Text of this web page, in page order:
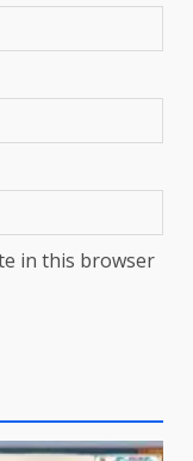
in this browser